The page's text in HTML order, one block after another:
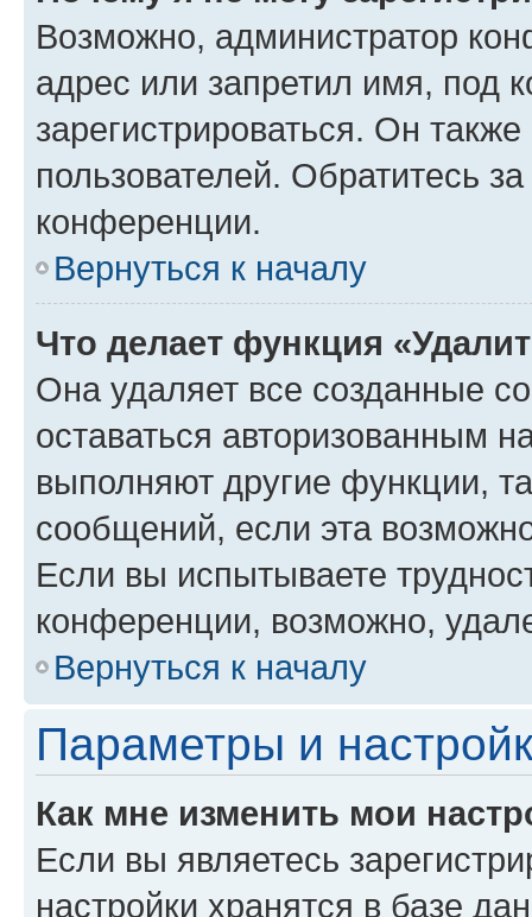
Возможно, администратор
адрес или запретил имя, под
зарегистрироваться. Он
пользователей. Обратитесь
конференции.
Вернуться к началу
Что делает функция
Она удаляет все созданные
оставаться авторизованным
выполняют другие функции,
сообщений, если эта
Если вы испытываете
конференции, возможно,
Вернуться к началу
Параметры и
Как мне изменить мои
Если вы являетесь
настройки хранятся в базе